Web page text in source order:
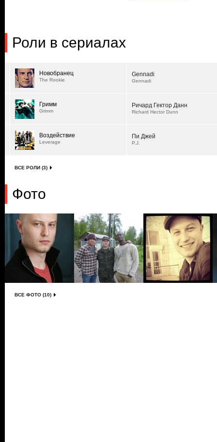
Роли в сериалах
Новобранец
The Rookie
Gennadi
Gennadi
Гримм
Grimm
Ричард Гектор Данн
Richard Hector Dunn
Воздействие
Leverage
Пи Джей
P.J.
ВСЕ РОЛИ (3)
Фото
ВСЕ ФОТО (10)